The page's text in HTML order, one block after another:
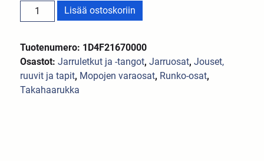
Lisää ostoskoriin
Tuotenumero: 1D4F21670000
Osastot:Jarruletkut ja -tangot,Jarruosat,Jouset,
ruuvit ja tapit, Mopojen varaosat, Runko-osat,
Takahaarukka